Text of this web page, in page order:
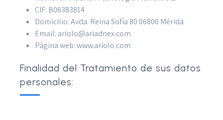
CIF: B06383814
Domicilio: Avda. Reina Sofía 80 06800 Mérida
Email: ariolo@ariadnex.com
Página web: www.ariolo.com
Finalidad del Tratamiento de sus datos
personales: